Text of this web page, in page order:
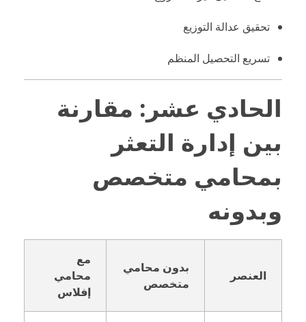
تحقيق عدالة التوزيع
تسريع التحصيل المنظم
الحادي عشر: مقارنة
بين إدارة التعثر
بمحامي متخصص
وبدونه
العنصر
بدون محامي
متخصص
مع
محامي
إفلاس